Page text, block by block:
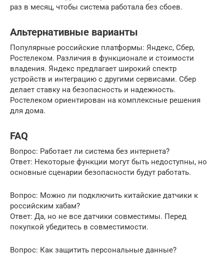
раз в месяц, чтобы система работала без сбоев.
Альтернативные варианты
Популярные российские платформы: Яндекс, Сбер,
Ростелеком. Различия в функционале и стоимости
владения. Яндекс предлагает широкий спектр
устройств и интеграцию с другими сервисами. Сбер
делает ставку на безопасность и надежность.
Ростелеком ориентирован на комплексные решения
для дома.
FAQ
Вопрос: Работает ли система без интернета?
Ответ: Некоторые функции могут быть недоступны, но
основные сценарии безопасности будут работать.
Вопрос: Можно ли подключить китайские датчики к
российским хабам?
Ответ: Да, но не все датчики совместимы. Перед
покупкой убедитесь в совместимости.
Вопрос: Как защитить персональные данные?